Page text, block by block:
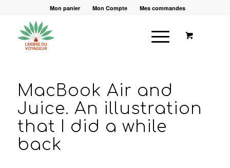
Mon panier Mon Compte Mes commandes
MacBook Air and
Juice. An illustration
that I did a while
back